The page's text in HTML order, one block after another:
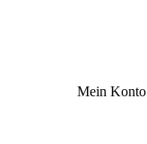
Mein Konto